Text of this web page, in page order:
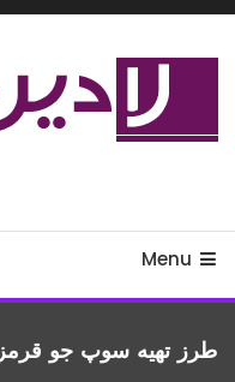
Skip
Menu
طرز تهیه سوپ جو قرمز